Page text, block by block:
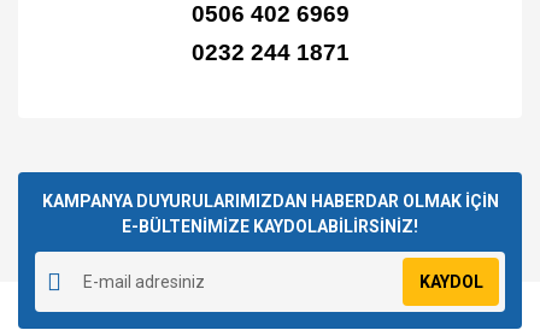
0506 402 6969
0232 244 1871
Yorum Yaz
kullanarak tarafımıza iletebilirsiniz.
Görüş ve önerileriniz için teşekkür ederiz.
Ürün resmi kalitesiz, bozuk veya görüntülenemiyor.
Ürün açıklamasında eksik bilgiler bulunuyor.
Ürün bilgilerinde hatalar bulunuyor.
KAMPANYA DUYURULARIMIZDAN HABERDAR OLMAK İÇİN
E-BÜLTENİMİZE KAYDOLABİLİRSİNİZ!
KAYDOL